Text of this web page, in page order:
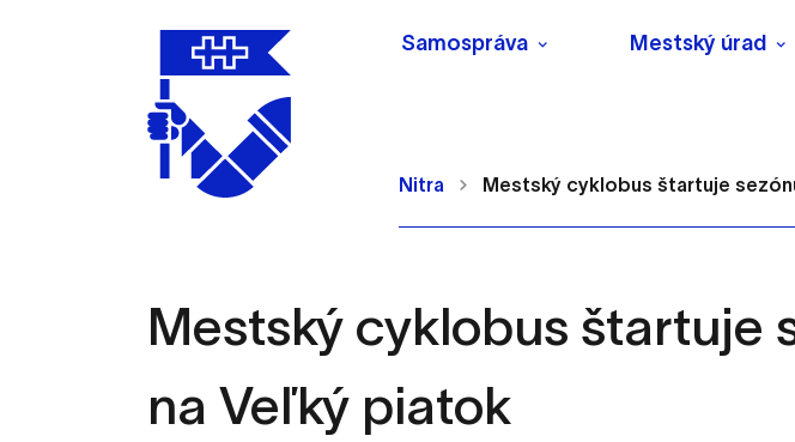
Samospráva Mestský úrad
Nitra Mestský cyklobus štartuje
Mestský cyklobus štartuje
na Veľký piatok
Nastavenie cookies
Cookies sú malé súbory, do ktorých webové stránky